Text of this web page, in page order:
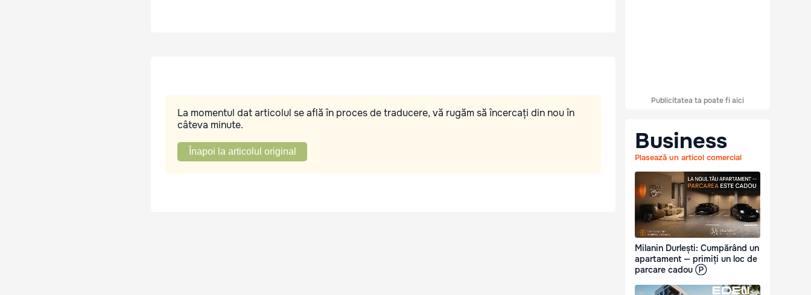
La momentul dat articolul se află în proces de traducere, vă rugăm să încercați din nou în
câteva minute.
Înapoi la articolul original
Publicitatea ta poate fi aici
Business
Plasează un articol comercial
Milanin Durlești: Cumpărând un
apartament — primiți un loc de
parcare cadou Ⓟ